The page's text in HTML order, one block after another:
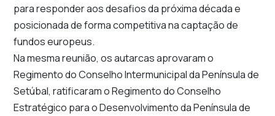
para responder aos desafios da próxima década e
posicionada de forma competitiva na captação de
fundos europeus.
Na mesma reunião, os autarcas aprovaram o
Regimento do Conselho Intermunicipal da Península de
Setúbal, ratificaram o Regimento do Conselho
Estratégico para o Desenvolvimento da Península de